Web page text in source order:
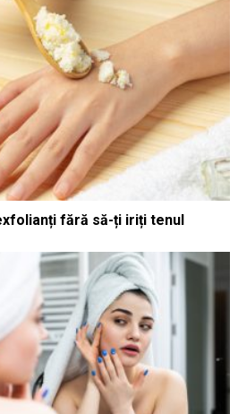
fără să-ți iriți tenul